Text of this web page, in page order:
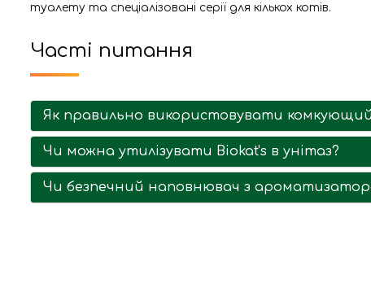
туалету та спеціалізовані серії для кількох котів.
Часті питання
Як правильно використовувати
Чи можна утилізувати Biokat's в унітаз?
Чи безпечний наповнювач з